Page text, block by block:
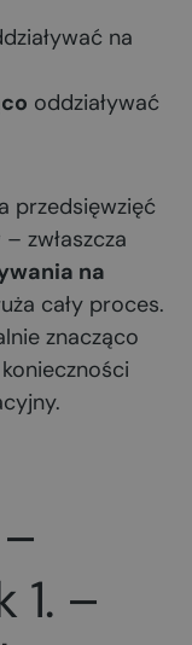
na
oddziaływać
przedsięwzięć
zwłaszcza
na
cały proces.
znacząco
1. –